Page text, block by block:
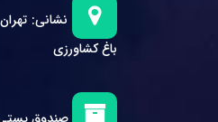
نشانی:
باغ کشاورزی